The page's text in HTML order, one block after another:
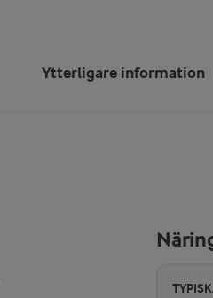
Ytterligare information